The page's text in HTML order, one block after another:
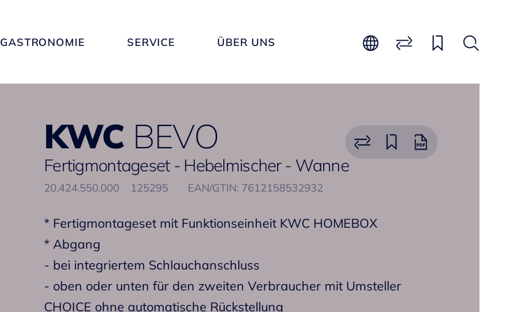
GASTRONOMIE SERVICE ÜBER UNS
KWC BEVO
Fertigmontageset - Hebelmischer - Wanne
20.424.550.000 125295 EAN/GTIN: 7612158532932
* Fertigmontageset mit Funktionseinheit KWC HOMEBOX
* Abgang
- bei integriertem Schlauchanschluss
- oben oder unten für den zweiten Verbraucher mit Umsteller
CHOICE ohne automatische Rückstellung